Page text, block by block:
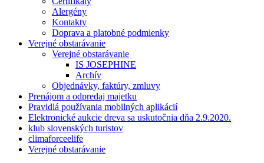
Alergény
Kontakty
Doprava a platobné podmienky
Verejné obstarávanie
Verejné obstarávanie
IS JOSEPHINE
Archív
Objednávky, faktúry, zmluvy
Prenájom a odpredaj majetku
Pravidlá používania mobilných aplikácií
Elektronické aukcie dreva sa uskutočnia dňa 2.9.2020.
klub slovenských turistov
climaforceelife
Verejné obstarávanie